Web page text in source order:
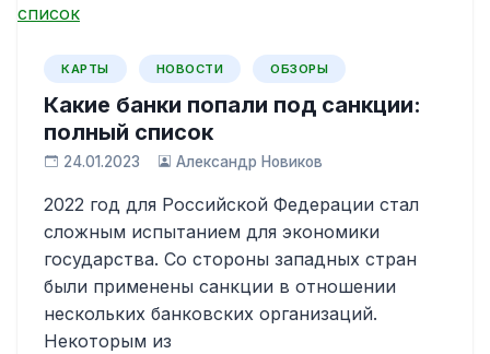
КАРТЫ НОВОСТИ ОБЗОРЫ
Какие банки попали под санкции:
полный список
24.01.2023 Александр Новиков
2022 год для Российской Федерации стал
сложным испытанием для экономики
государства. Со стороны западных стран
были применены санкции в отношении
нескольких банковских организаций.
Некоторым из